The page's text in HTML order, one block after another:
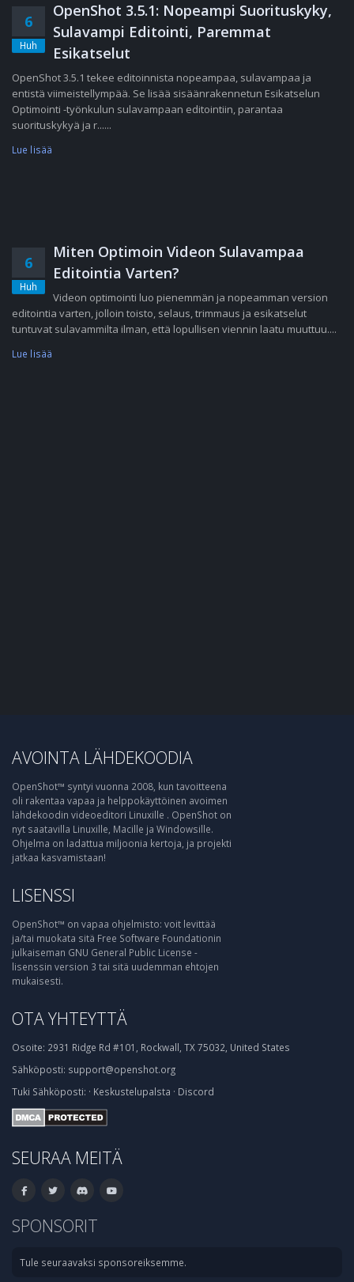
6
Huh
OpenShot 3.5.1: Nopeampi Suorituskyky,
Sulavampi Editointi, Paremmat
Esikatselut
OpenShot 3.5.1 tekee editoinnista nopeampaa, sulavampaa ja
entistä viimeistellympää. Se lisää sisäänrakennetun Esikatselun
Optimointi -työnkulun sulavampaan editointiin, parantaa
suorituskykyä ja r......
Lue lisää
6
Huh
Miten Optimoin Videon Sulavampaa
Editointia Varten?
Videon optimointi luo pienemmän ja nopeamman version
editointia varten, jolloin toisto, selaus, trimmaus ja esikatselut
tuntuvat sulavammilta ilman, että lopullisen viennin laatu muuttuu....
Lue lisää
AVOINTA LÄHDEKOODIA
OpenShot™ syntyi vuonna 2008, kun tavoitteena
oli rakentaa vapaa ja helppokäyttöinen avoimen
lähdekoodin videoeditori Linuxille . OpenShot on
nyt saatavilla Linuxille, Macille ja Windowsille.
Ohjelma on ladattua miljoonia kertoja, ja projekti
jatkaa kasvamistaan!
LISENSSI
OpenShot™ on vapaa ohjelmisto: voit levittää
ja/tai muokata sitä Free Software Foundationin
julkaiseman GNU General Public License -
lisenssin version 3 tai sitä uudemman ehtojen
mukaisesti.
OTA YHTEYTTÄ
Osoite: 2931 Ridge Rd #101, Rockwall, TX 75032, United States
Sähköposti: support@openshot.org
Tuki Sähköposti: · Keskustelupalsta · Discord
SEURAA MEITÄ
SPONSORIT
Tule seuraavaksi sponsoreiksemme.